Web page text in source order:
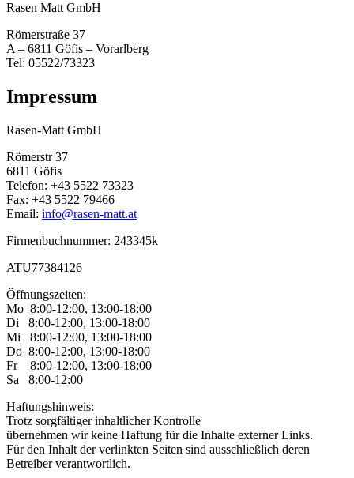
Rasen Matt GmbH
Römerstraße 37
A – 6811 Göfis – Vorarlberg
Tel: 05522/73323
Impressum
Rasen-Matt GmbH
Römerstr 37
6811 Göfis
Telefon: +43 5522 73323
Fax: +43 5522 79466
Email: info@rasen-matt.at
Firmenbuchnummer: 243345k
ATU77384126
Öffnungszeiten:
Mo 8:00-12:00, 13:00-18:00
Di 8:00-12:00, 13:00-18:00
Mi 8:00-12:00, 13:00-18:00
Do 8:00-12:00, 13:00-18:00
Fr 8:00-12:00, 13:00-18:00
Sa 8:00-12:00
Haftungshinweis:
Trotz sorgfältiger inhaltlicher Kontrolle
übernehmen wir keine Haftung für die Inhalte externer Links.
Für den Inhalt der verlinkten Seiten sind ausschließlich deren
Betreiber verantwortlich.